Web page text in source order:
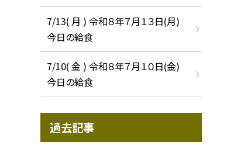
7/13( 月 ) 令和８年７月１３日(月)
今日の給食
7/10( 金 ) 令和８年７月１０日(金)
今日の給食
過去記事